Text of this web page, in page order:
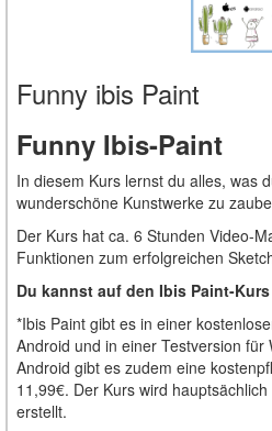
Funny ibis Paint
Funny Ibis-Paint
In diesem Kurs lernst du alles, was
wunderschöne Kunstwerke zu
Der Kurs hat ca. 6 Stunden Video-
Funktionen zum erfolgreichen
Du kannst auf den Ibis Paint-
*Ibis Paint gibt es in einer
Android und in einer Testversion für
Android gibt es zudem eine
11,99€. Der Kurs wird
erstellt.